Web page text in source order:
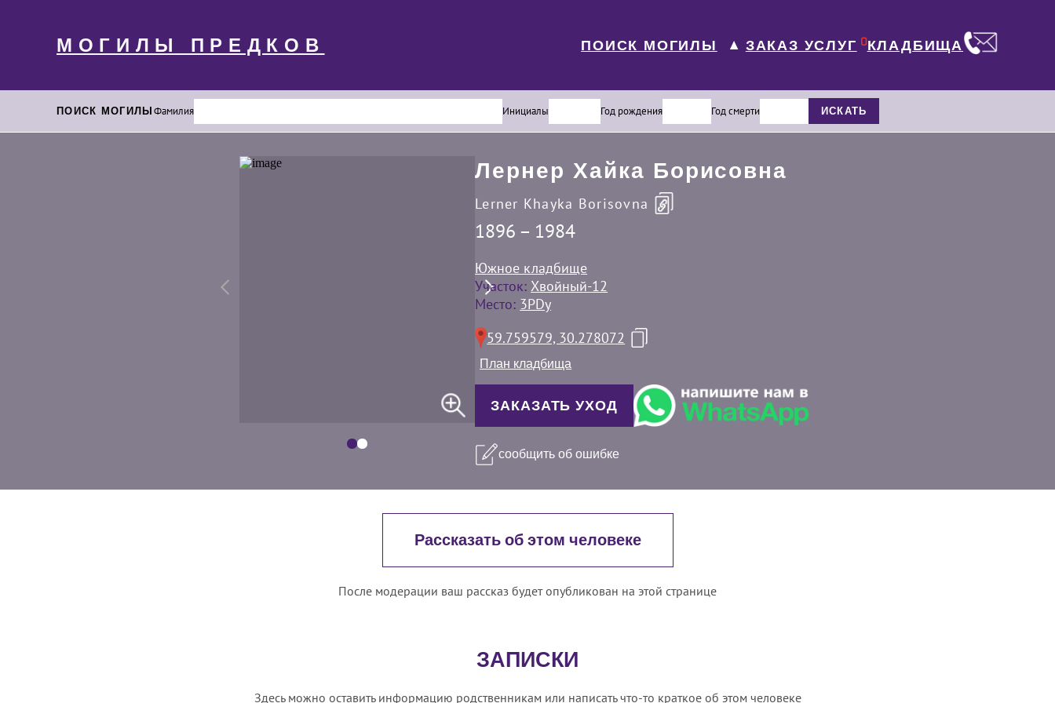
МОГИЛЫ ПРЕДКОВ ПОИСК МОГИЛЫ ▼ ЗАКАЗ УСЛУГ 0КЛАДБИЩА
ПОИСК МОГИЛЫФамилия Инициалы Год рождения Год смерти ИСКАТЬ
Лернер Хайка Борисовна
Lerner Khayka Borisovna
1896 – 1984
Южное кладбище
Участок: Хвойный-12
Место: 3PDy
59.759579, 30.278072
План кладбища
ЗАКАЗАТЬ УХОД
сообщить об ошибке
Рассказать об этом человеке
После модерации ваш рассказ будет опубликован на этой странице
ЗАПИСКИ
Здесь можно оставить информацию родственникам или написать что-то краткое об этом человеке